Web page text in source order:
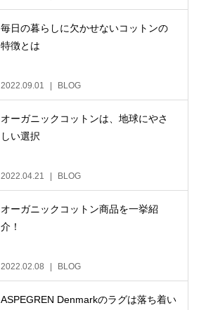
毎日の暮らしに欠かせないコットンの
特徴とは
2022.09.01 BLOG
オーガニックコットンは、地球にやさ
しい選択
2022.04.21 BLOG
オーガニックコットン商品を一挙紹
介！
2022.02.08 BLOG
ASPEGREN Denmarkのラグは落ち着い